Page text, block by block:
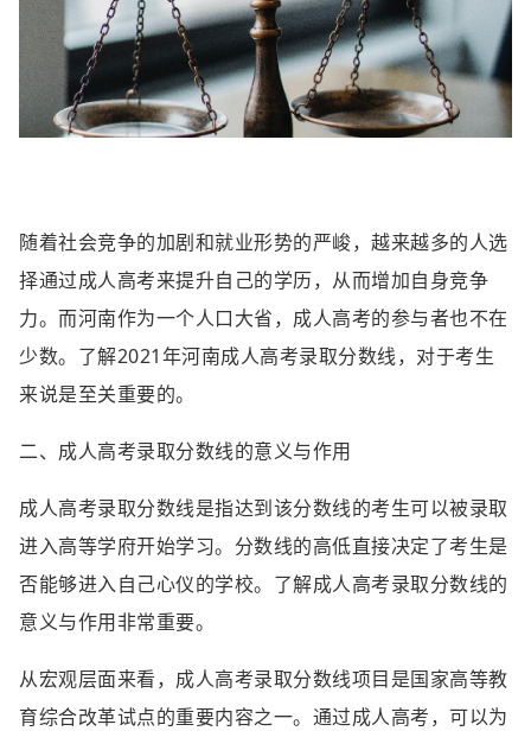
随着社会竞争的加剧和就业形势的严峻，越来越多的人选
择通过成人高考来提升自己的学历，从而增加自身竞争
力。而河南作为一个人口大省，成人高考的参与者也不在
少数。了解2021年河南成人高考录取分数线，对于考生
来说是至关重要的。
二、成人高考录取分数线的意义与作用
成人高考录取分数线是指达到该分数线的考生可以被录取
进入高等学府开始学习。分数线的高低直接决定了考生是
否能够进入自己心仪的学校。了解成人高考录取分数线的
意义与作用非常重要。
从宏观层面来看，成人高考录取分数线项目是国家高等教
育综合改革试点的重要内容之一。通过成人高考，可以为